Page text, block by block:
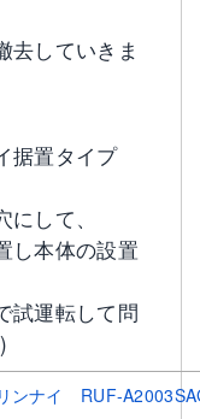
去していきま
据置タイプ
して、
し本体の設置
試運転して問